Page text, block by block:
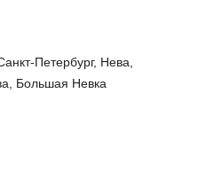
Петербург, Нева,
Большая Невка